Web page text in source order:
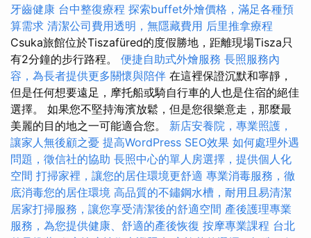
牙齒健康 台中整復療程 探索buffet外燴價格，滿足各種預
算需求 清潔公司費用透明，無隱藏費用 后里推拿療程
Csuka旅館位於Tiszafüred的度假勝地，距離現場Tisza只
有2分鐘的步行路程。 便捷自助式外燴服務 長照服務內
容，為長者提供更多關懷與陪伴 在這裡保證沉默和寧靜，
但是任何想要遠足，摩托船或騎自行車的人也是住宿的絕佳
選擇。 如果您不堅持海濱放鬆，但是您很樂意走，那麼最
美麗的目的地之一可能適合您。 新店安養院，專業照護，
讓家人無後顧之憂 提高WordPress SEO效果 如何處理外遇
問題，徵信社的協助 長照中心的單人房選擇，提供個人化
空間 打掃家裡，讓您的居住環境更舒適 專業消毒服務，徹
底消毒您的居住環境 高品質的不鏽鋼水槽，耐用且易清潔
居家打掃服務，讓您享受清潔後的舒適空間 產後護理專業
服務，為您提供健康、舒適的產後恢復 按摩專業課程 台北